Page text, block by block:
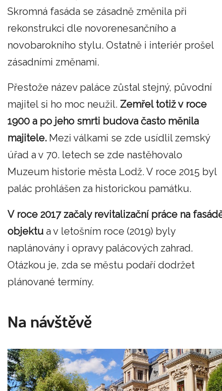
Skromná fasáda se zásadně změnila při
rekonstrukci dle novorenesančního a
novobarokního stylu. Ostatně i interiér prošel
zásadními změnami.
Přestože název paláce zůstal stejný, původní
majitel si ho moc neužil. Zemřel totiž v roce
1900 a po jeho smrti budova často měnila
majitele. Mezi válkami se zde usídlil zemský
úřad a v 70. letech se zde nastěhovalo
Muzeum historie města Lodž. V roce 2015 byl
palác prohlášen za historickou památku.
V roce 2017 začaly revitalizační práce na
objektu a v letošním roce (2019) byly
naplánovány i opravy palácových zahrad.
Otázkou je, zda se městu podaří dodržet
plánované termíny.
Na návštěvě